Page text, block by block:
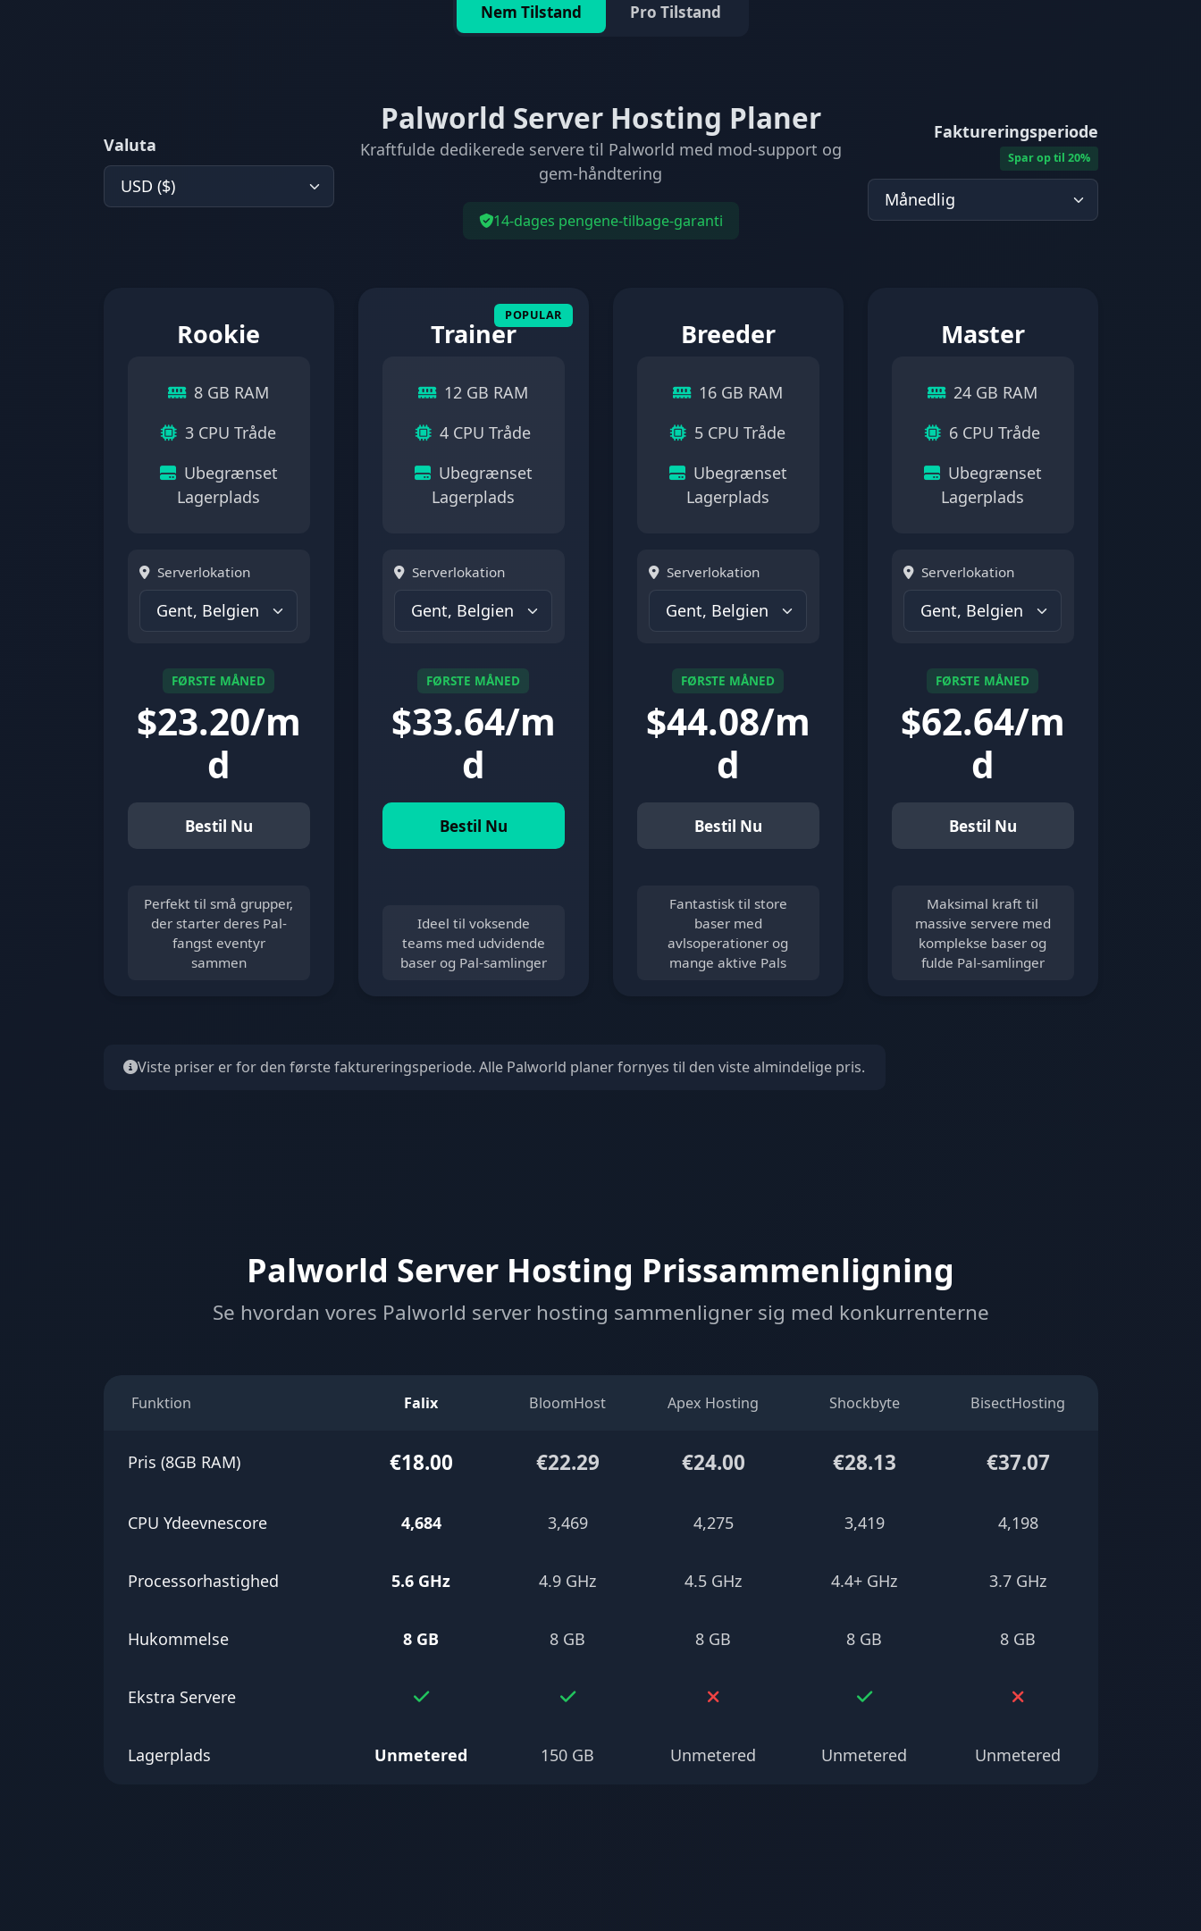
Nem Tilstand Pro Tilstand
Valuta
Palworld Server Hosting Planer
Kraftfulde dedikerede servere til Palworld med mod-support og
gem-håndtering
14-dages pengene-tilbage-garanti
Faktureringsperiode
Spar op til 20%
Rookie
8 GB RAM
3 CPU Tråde
Ubegrænset
Lagerplads
Serverlokation
FØRSTE MÅNED
$23.20/m
d
Bestil Nu
Perfekt til små grupper,
der starter deres Pal-
fangst eventyr
sammen
Trainer
12 GB RAM
4 CPU Tråde
Ubegrænset
Lagerplads
Serverlokation
FØRSTE MÅNED
$33.64/m
d
Bestil Nu
Ideel til voksende
teams med udvidende
baser og Pal-samlinger
Breeder
16 GB RAM
5 CPU Tråde
Ubegrænset
Lagerplads
Serverlokation
FØRSTE MÅNED
$44.08/m
d
Bestil Nu
Fantastisk til store
baser med
avlsoperationer og
mange aktive Pals
Master
24 GB RAM
6 CPU Tråde
Ubegrænset
Lagerplads
Serverlokation
FØRSTE MÅNED
$62.64/m
d
Bestil Nu
Maksimal kraft til
massive servere med
komplekse baser og
fulde Pal-samlinger
Viste priser er for den første faktureringsperiode. Alle Palworld planer fornyes til den viste almindelige pris.
Palworld Server Hosting Prissammenligning
Se hvordan vores Palworld server hosting sammenligner sig med konkurrenterne
Funktion Falix BloomHost Apex Hosting Shockbyte BisectHosting
Pris (8GB RAM) €18.00 €22.29 €24.00 €28.13 €37.07
CPU Ydeevnescore 4,684 3,469 4,275 3,419 4,198
Processorhastighed 5.6 GHz 4.9 GHz 4.5 GHz 4.4+ GHz 3.7 GHz
Hukommelse 8 GB 8 GB 8 GB 8 GB 8 GB
Ekstra Servere
Lagerplads Unmetered 150 GB Unmetered Unmetered Unmetered